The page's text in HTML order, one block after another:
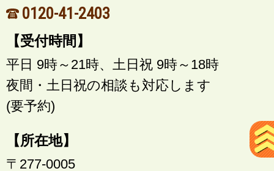
0120-41-2403
【受付時間】
平日 9時～21時、土日祝 9時～18時
夜間・土日祝の相談も対応します
(要予約)
【所在地】
〒277-0005